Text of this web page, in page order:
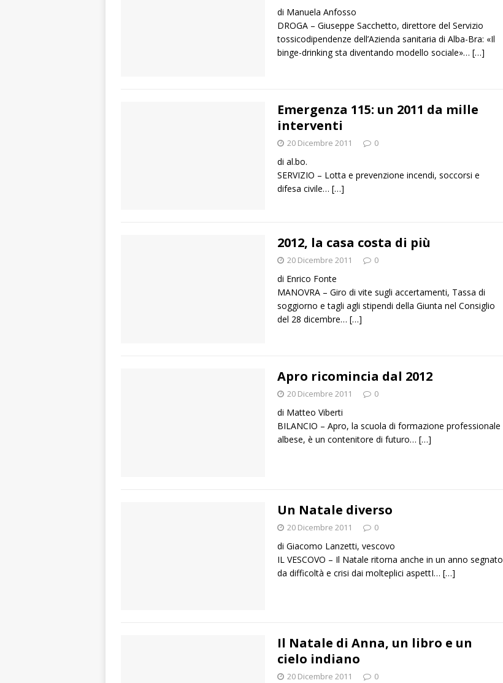
di Manuela Anfosso
DROGA – Giuseppe Sacchetto, direttore del Servizio
tossicodipendenze dell’Azienda sanitaria di Alba-Bra: «Il
binge-drinking sta diventando modello sociale»… […]
Emergenza 115: un 2011 da mille
interventi
20 Dicembre 2011 0
di al.bo.
SERVIZIO – Lotta e prevenzione incendi, soccorsi e
difesa civile… […]
2012, la casa costa di più
20 Dicembre 2011 0
di Enrico Fonte
MANOVRA – Giro di vite sugli accertamenti, Tassa di
soggiorno e tagli agli stipendi della Giunta nel Consiglio
del 28 dicembre… […]
Apro ricomincia dal 2012
20 Dicembre 2011 0
di Matteo Viberti
BILANCIO – Apro, la scuola di formazione professionale
albese, è un contenitore di futuro… […]
Un Natale diverso
20 Dicembre 2011 0
di Giacomo Lanzetti, vescovo
IL VESCOVO – Il Natale ritorna anche in un anno segnato
da difficoltà e crisi dai molteplici aspettI… […]
Il Natale di Anna, un libro e un
cielo indiano
20 Dicembre 2011 0